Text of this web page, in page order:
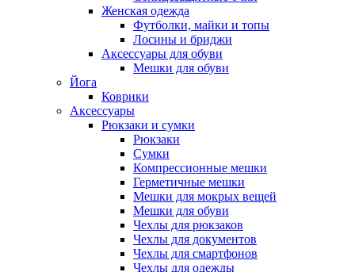
Женская одежда
Футболки, майки и топы
Лосины и бриджи
Аксессуары для обуви
Мешки для обуви
Йога
Коврики
Аксессуары
Рюкзаки и сумки
Рюкзаки
Сумки
Компрессионные мешки
Герметичные мешки
Мешки для мокрых вещей
Мешки для обуви
Чехлы для рюкзаков
Чехлы для документов
Чехлы для смартфонов
Чехлы для одежды